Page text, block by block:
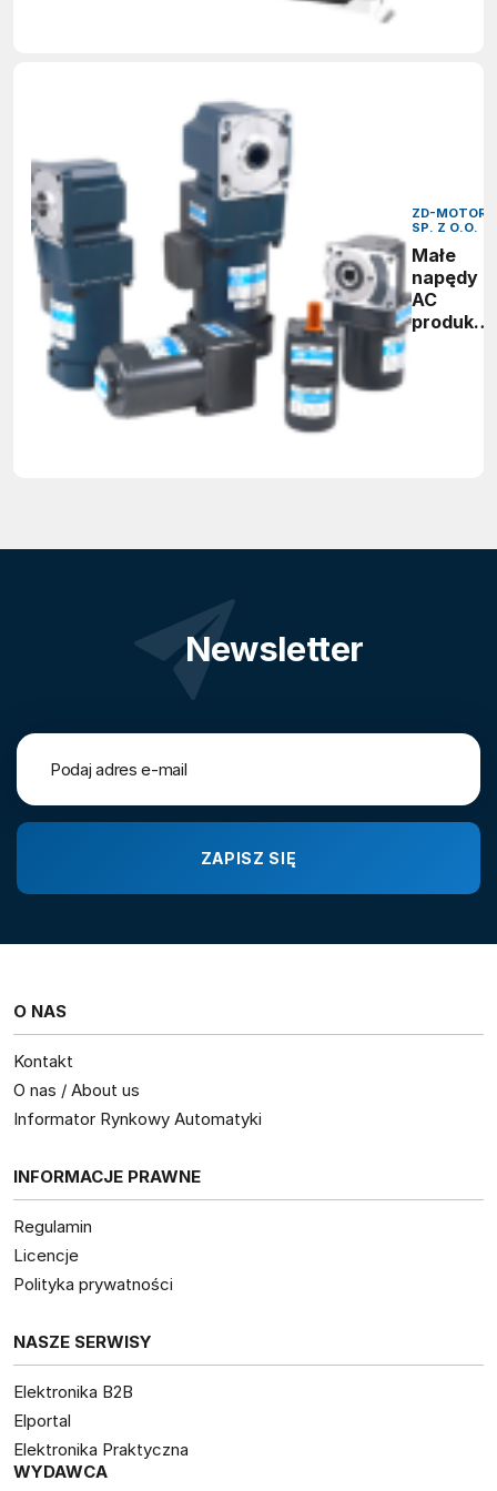
ZD-MOTOR
SP. Z O.O.
Małe
napędy
AC
produkcji
Newsletter
O NAS
Kontakt
O nas / About us
Informator Rynkowy Automatyki
INFORMACJE PRAWNE
Regulamin
Licencje
Polityka prywatności
NASZE SERWISY
Elektronika B2B
Elportal
Elektronika Praktyczna
WYDAWCA